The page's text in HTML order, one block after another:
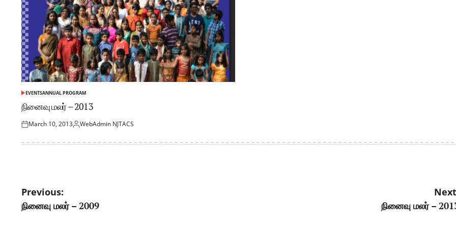
EVENTSANNUAL PROGRAM
நினைவு மலர் – 2013
PostedMarch 10, 2013பதிப்புWebAdmin NJTACS
Post
navigation
Previous:
நினைவு மலர் – 2009
நினைவு மலர் –